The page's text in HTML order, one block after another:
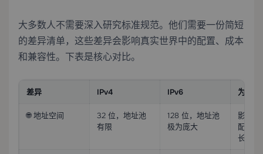
大多数人不需要深入研究标准规范。他们需要一份简短
的差异清单，这些差异会影响真实世界中的配置、成本
和兼容性。下表是核心对比。
差异 IPv4 IPv6 为何重
🌐 地址空间
32 位，地址池
有限
128 位，地址池
极为庞大
影响稀
配、定
长期增